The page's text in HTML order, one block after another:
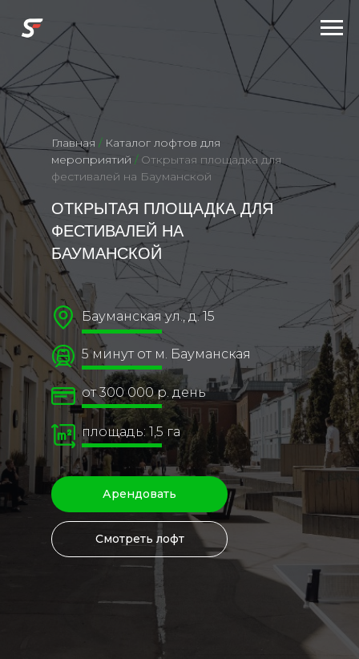
ОТКРЫТАЯ ПЛОЩАДКА ДЛЯ
ФЕСТИВАЛЕЙ НА
БАУМАНСКОЙ
Бауманская ул., д. 15
Арендовать
5 минут от м. Бауманская
Смотреть лофт
от 300 000 р. день
площадь: 1,5 га
Главная / Каталог лофтов для
мероприятий / Открытая площадка для
фестивалей на Бауманской